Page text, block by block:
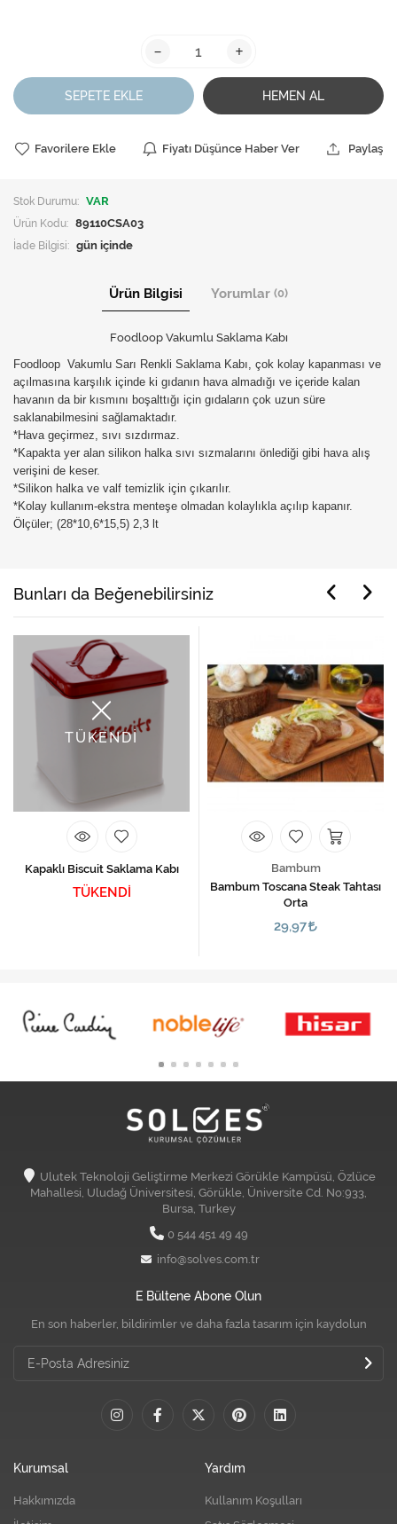
- +
SEPETE EKLE HEMEN AL
Favorilere Ekle Fiyatı Düşünce Haber Ver Paylaş
Stok Durumu: VAR
Ürün Kodu: 89110CSA03
İade Bilgisi:
Ürün Bilgisi Yorumlar (0)
Foodloop Vakumlu Saklama Kabı
Foodloop Vakumlu Sarı Renkli Saklama Kabı, çok kolay kapanması ve
açılmasına karşılık içinde ki gıdanın hava almadığı ve içeride kalan
havanın da bir kısmını boşalttığı için gıdaların çok uzun süre
saklanabilmesini sağlamaktadır.
*Hava geçirmez, sıvı sızdırmaz.
*Kapakta yer alan silikon halka sıvı sızmalarını önlediği gibi hava alış
verişini de keser.
*Silikon halka ve valf temizlik için çıkarılır.
*Kolay kullanım-ekstra menteşe olmadan kolaylıkla açılıp kapanır.
Ölçüler; (28*10,6*15,5) 2,3 lt
Bunları da Beğenebilirsiniz
TÜKENDİ
Kapaklı Biscuit Saklama Kabı
TÜKENDİ
Bambum
Bambum Toscana Steak Tahtası
Orta
29,97
Ulutek Teknoloji Geliştirme Merkezi Görükle Kampüsü, Özlüce
Mahallesi, Uludağ Üniversitesi, Görükle, Üniversite Cd. No:933,
Bursa, Turkey
0 544 451 49 49
info@solves.com.tr
E Bültene Abone Olun
En son haberler, bildirimler ve daha fazla tasarım için kaydolun
Kurumsal
Hakkımızda
Yardım
Kullanım Koşulları